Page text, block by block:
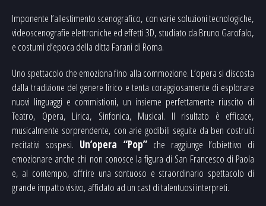
Imponente l’allestimento scenografico, con varie soluzioni tecnologiche,
videoscenografie elettroniche ed effetti 3D, studiato da Bruno Garofalo,
e costumi d’epoca della ditta Farani di Roma.
Uno spettacolo che emoziona fino alla commozione. L’opera si discosta
dalla tradizione del genere lirico e tenta coraggiosamente di esplorare
nuovi linguaggi e commistioni, un insieme perfettamente riuscito di
Teatro, Opera, Lirica, Sinfonica, Musical. Il risultato è efficace,
musicalmente sorprendente, con arie godibili seguite da ben costruiti
recitativi sospesi. Un’opera “Pop”che raggiunge l’obiettivo di
emozionare anche chi non conosce la figura di San Francesco di Paola
e, al contempo, offrire una sontuoso e straordinario spettacolo di
grande impatto visivo, affidato ad un cast di talentuosi interpreti.